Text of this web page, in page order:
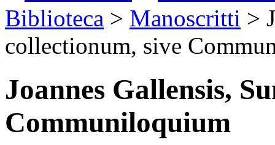
Biblioteca > Manoscritti >
collectionum, sive
Joannes Gallensis,
Communiloquium